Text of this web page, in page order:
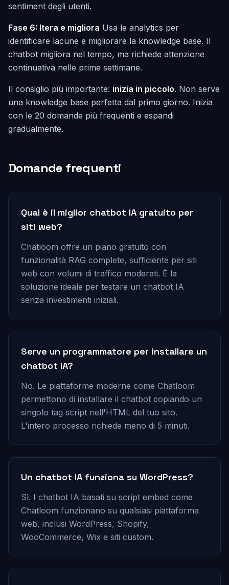
sentiment degli utenti.
Fase 6: Itera e migliora Usa le analytics per
identificare lacune e migliorare la knowledge base. Il
chatbot migliora nel tempo, ma richiede attenzione
continuativa nelle prime settimane.
Il consiglio più importante: inizia in piccolo. Non serve
una knowledge base perfetta dal primo giorno. Inizia
con le 20 domande più frequenti e espandi
gradualmente.
Domande frequenti
Qual è il miglior chatbot IA gratuito per
siti web?
Chatloom offre un piano gratuito con
funzionalità RAG complete, sufficiente per siti
web con volumi di traffico moderati. È la
soluzione ideale per testare un chatbot IA
senza investimenti iniziali.
Serve un programmatore per installare un
chatbot IA?
No. Le piattaforme moderne come Chatloom
permettono di installare il chatbot copiando un
singolo tag script nell'HTML del tuo sito.
L'intero processo richiede meno di 5 minuti.
Un chatbot IA funziona su WordPress?
Sì. I chatbot IA basati su script embed come
Chatloom funzionano su qualsiasi piattaforma
web, inclusi WordPress, Shopify,
WooCommerce, Wix e siti custom.